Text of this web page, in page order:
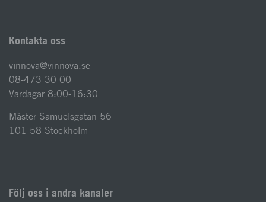
Kontakta oss
vinnova@vinnova.se
08-473 30 00
Vardagar 8:00-16:30
Mäster Samuelsgatan 56
101 58 Stockholm
Följ oss i andra kanaler